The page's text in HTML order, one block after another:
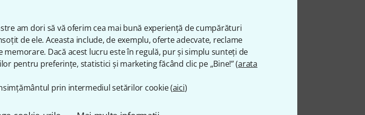
am dori să vă oferim cea mai bună experiență de cumpărături
de ele. Aceasta include, de exemplu, oferte adecvate, reclame
memorare. Dacă acest lucru este în regulă, pur și simplu sunteți de
pentru preferințe, statistici și marketing făcând clic pe „Bine!” (arata
prin intermediul setărilor cookie (aici)